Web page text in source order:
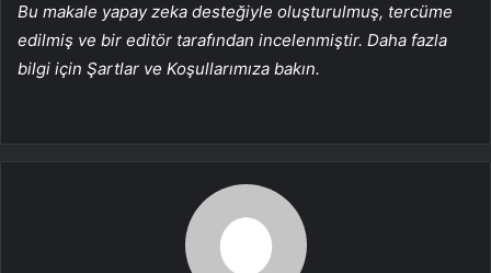
Bu makale yapay zeka desteğiyle oluşturulmuş, tercüme
edilmiş ve bir editör tarafından incelenmiştir. Daha fazla
bilgi için Şartlar ve Koşullarımıza bakın.